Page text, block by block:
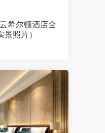
希尔顿酒店全
照片）